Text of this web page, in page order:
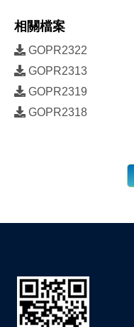
相關檔案
GOPR2322
GOPR2313
GOPR2319
GOPR2318